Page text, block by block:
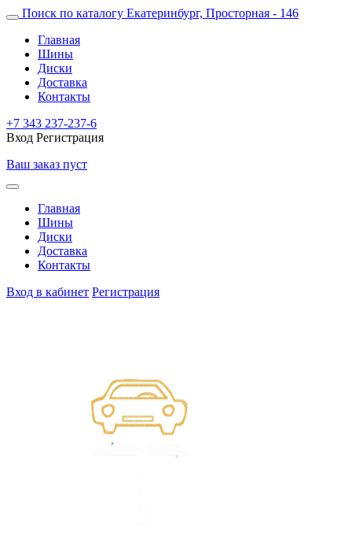
Поиск по каталогу Екатеринбург, Просторная - 146
Главная
Шины
Диски
Доставка
Контакты
+7 343 237-237-6
Вход Регистрация
Ваш заказ пуст
Главная
Шины
Диски
Доставка
Контакты
Вход в кабинет Регистрация